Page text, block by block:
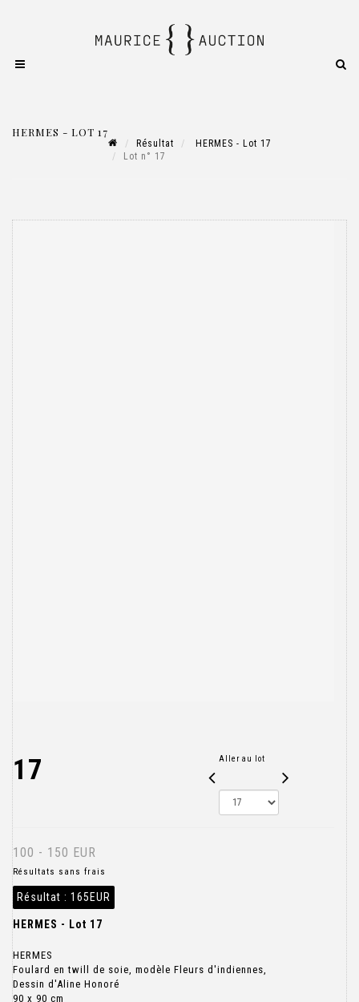
HERMES - LOT 17
Résultat
HERMES - Lot 17
Lot n° 17
17 Aller au lot
100 - 150 EUR
Résultats sans frais
Résultat : 165EUR
HERMES - Lot 17
HERMES
Foulard en twill de soie, modèle Fleurs d'indiennes,
Dessin d'Aline Honoré
90 x 90 cm